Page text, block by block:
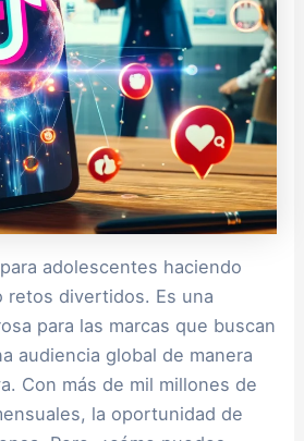
adolescentes haciendo
retos divertidos. Es una
para las marcas que buscan
audiencia global de manera
Con más de mil millones de
la oportunidad de